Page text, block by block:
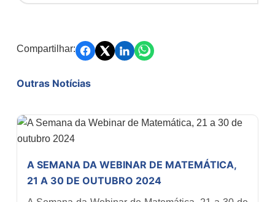
Compartilhar:
Outras Notícias
A SEMANA DA WEBINAR DE MATEMÁTICA,
21 A 30 DE OUTUBRO 2024